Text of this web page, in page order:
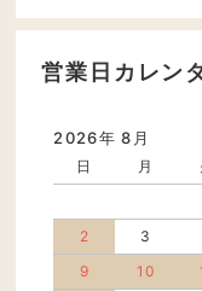
営業日カレン
2026年 8月
日 月
2
3
9
10